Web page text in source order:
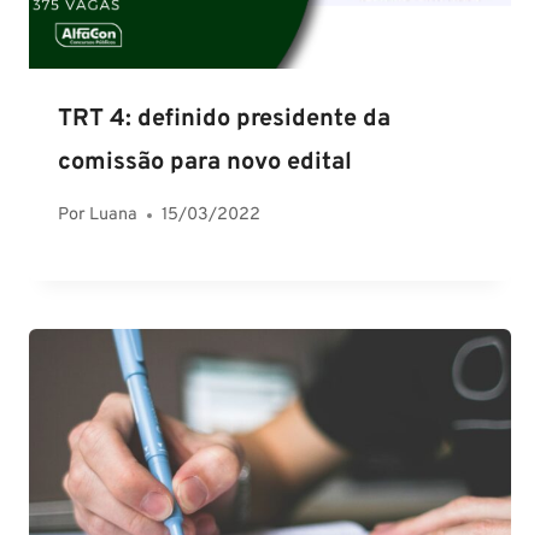
TRT 4: definido presidente da
comissão para novo edital
Por Luana 15/03/2022